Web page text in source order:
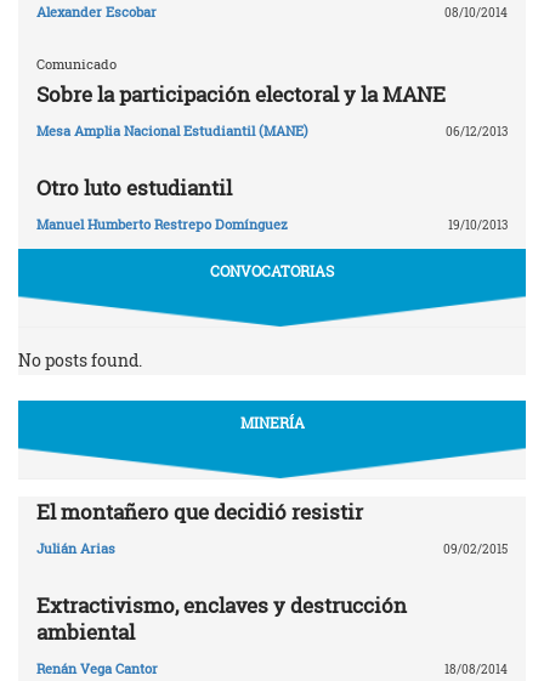
Alexander Escobar 08/10/2014
Comunicado
Sobre la participación electoral y la MANE
Mesa Amplia Nacional Estudiantil (MANE) 06/12/2013
Otro luto estudiantil
Manuel Humberto Restrepo Domínguez 19/10/2013
CONVOCATORIAS
No posts found.
MINERÍA
El montañero que decidió resistir
Julián Arias 09/02/2015
Extractivismo, enclaves y destrucción
ambiental
Renán Vega Cantor 18/08/2014